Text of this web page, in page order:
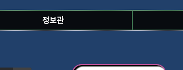
정보관